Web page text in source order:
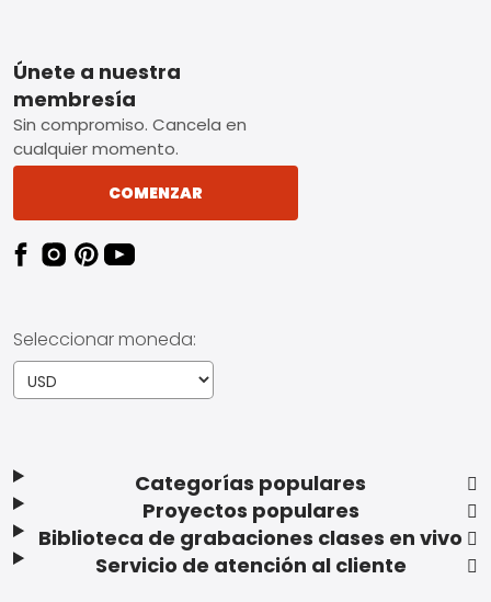
Footer
Categorías populares
Proyectos populares
Biblioteca de grabaciones clases en vivo
Servicio de atención al cliente
Únete a nuestra
membresía
Sin compromiso. Cancela en
cualquier momento.
COMENZAR
Seleccionar moneda: